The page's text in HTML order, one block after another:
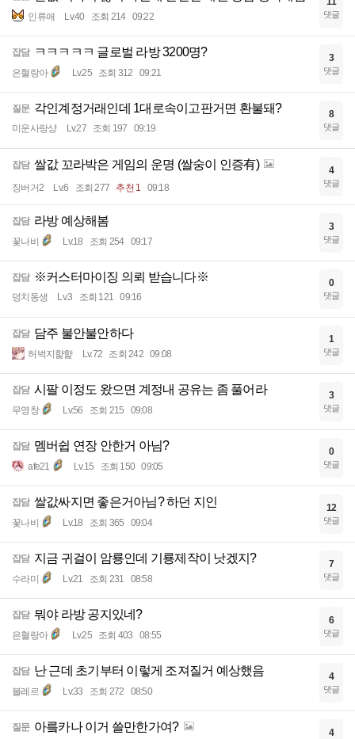
인류애 Lv.40 조회 214 09:22 댓글
잡담 ㅋㅋㅋㅋㅋ 글로벌 라방 3200명?
은혈랑아 Lv.25 조회 312 09:21
3
댓글
질문 각인계정거래인데 1대로속이고판거면 환불돼?
미운사랑샹 Lv.27 조회 197 09:19
8
댓글
잡담 쌀값 꼬라박은 게임의 운명 (쌀숭이 인증有)
징버거2 Lv.6 조회 277 추천 1 09:18
4
댓글
잡담 라방 예상해봄
꽃나비 Lv.18 조회 254 09:17
3
댓글
잡담 ※커스터마이징 의뢰 받습니다※
덩치동생 Lv.3 조회 121 09:16
0
댓글
잡담 담주 불안불안하다
허벅지햝햝 Lv.72 조회 242 09:08
1
댓글
잡담 시팔 이정도 왔으면 계정내 공유는 좀 풀어라
무영창 Lv.56 조회 215 09:08
3
댓글
잡담 멤버쉽 연장 안한거 아님?
afe21 Lv.15 조회 150 09:05
0
댓글
잡담 쌀값싸지면 좋은거아님? 하던 지인
꽃나비 Lv.18 조회 365 09:04
12
댓글
잡담 지금 귀걸이 암룡인데 기룡제작이 낫겠지?
수라미 Lv.21 조회 231 08:58
7
댓글
잡담 뭐야 라방 공지있네?
은혈랑아 Lv.25 조회 403 08:55
6
댓글
잡담 난 근데 초기부터 이렇게 조져질거 예상했음
블레르 Lv.33 조회 272 08:50
4
댓글
질문 아릌카나 이거 쓸만한가여? 4